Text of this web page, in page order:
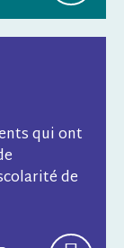
qui ont
de